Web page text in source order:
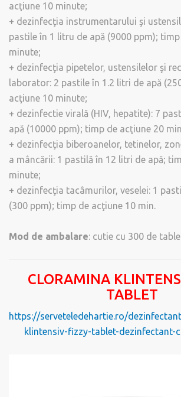
acţiune 10 minute;
+ dezinfecţia instrumentarului şi
pastile în 1 litru de apă (9000 ppm);
minute;
+ dezinfecţia pipetelor, ustensilelor şi
laborator: 2 pastile în 1.2 litri de apă
acţiune 10 minute;
+ dezinfectie virală (HIV, hepatite): 7
apă (10000 ppm); timp de acţiune 20
+ dezinfecţia biberoanelor, tetinelor,
a mâncării: 1 pastilă în 12 litri de apă;
minute;
+ dezinfecţia tacâmurilor, veselei: 1
(300 ppm); timp de acţiune 10 min.
Mod de ambalare: cutie cu 300 de
CLORAMINA
TABLET
https://serveteledehartie.ro/
klintensiv-fizzy-tablet-dezinfectant-